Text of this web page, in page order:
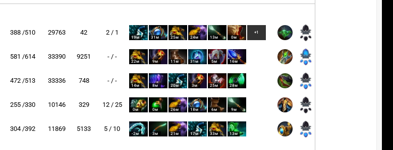
388 /510 29763 42 2 / 1
19м 31м 25м 24м 13м 0м
+1
581 /614 33390 9251 - / -
22м 9м 11м 31м 5м 16м
472 /513 33336 748 - / -
14м 8м 20м 3м 25м 28м
255 /330 10146 329 12 / 25
0м 0м 26м 18м 6м 9м
304 /392 11869 5133 5 / 10
-2м 3м 21м 17м 33м 13м